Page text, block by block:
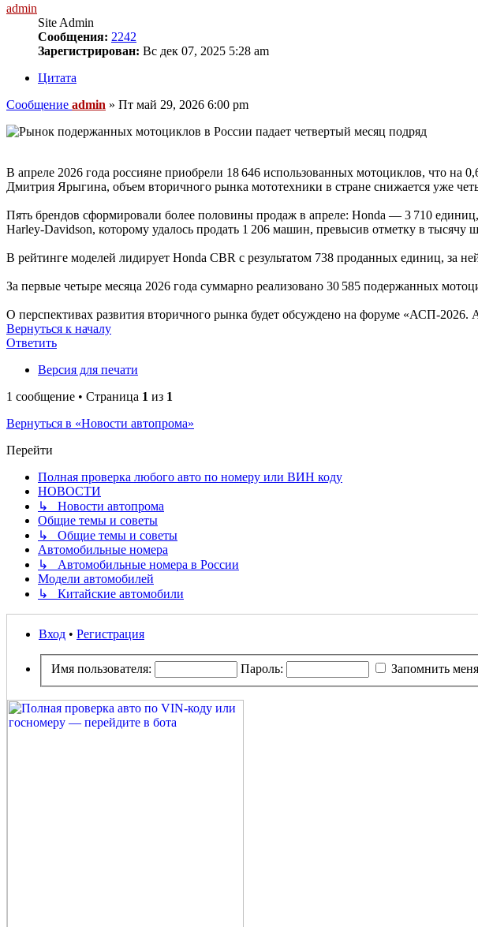
admin
Site Admin
Сообщения: 2242
Зарегистрирован: Вс дек 07, 2025 5:28 am
Цитата
Сообщение admin » Пт май 29, 2026 6:00 pm
В апреле 2026 года россияне приобрели 18 646 использованных мотоциклов, что на
Дмитрия Ярыгина, объем вторичного рынка мототехники в стране снижается уже
Пять брендов сформировали более половины продаж в апреле: Honda — 3 710
Harley‑Davidson, которому удалось продать 1 206 машин, превысив отметку в
В рейтинге моделей лидирует Honda CBR с результатом 738 проданных единиц, за
За первые четыре месяца 2026 года суммарно реализовано 30 585 подержанных
О перспективах развития вторичного рынка будет обсуждено на форуме
Вернуться к началу
Ответить
Версия для печати
1 сообщение • Страница 1 из 1
Вернуться в «Новости автопрома»
Перейти
Полная проверка любого авто по номеру или ВИН коду
НОВОСТИ
↳ Новости автопрома
Общие темы и советы
↳ Общие темы и советы
Автомобильные номера
↳ Автомобильные номера в России
Модели автомобилей
↳ Китайские автомобили
Вход • Регистрация
Имя пользователя: Пароль: Запомнить меня